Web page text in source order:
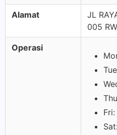
Alamat
JL
005
Operasi